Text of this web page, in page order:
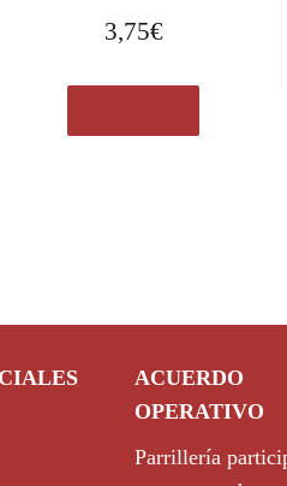
3,75€
ACUERDO
OPERATIVO
Parrillería